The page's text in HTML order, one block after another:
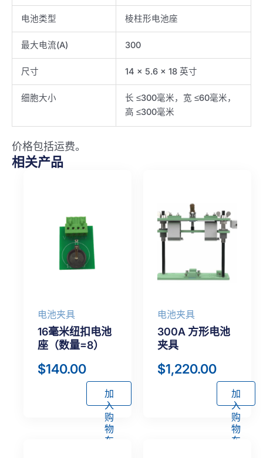
电池类型 棱柱形电池座
最大电流(A) 300
尺寸 14 x 5.6 x 18 英寸
细胞大小
长 ≤300毫米，宽 ≤60毫米，
高 ≤300毫米
价格包括运费。
相关产品
电池夹具
16毫米纽扣电池
座（数量=8）
$140.00
加
入
购
物
车
电池夹具
300A 方形电池
夹具
$1,220.00
加
入
购
物
车